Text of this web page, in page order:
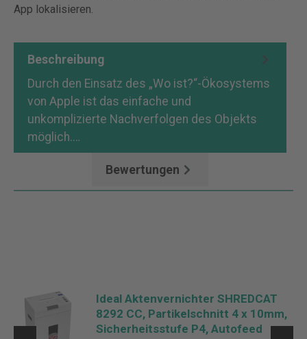
App lokalisieren.
Beschreibung
Durch den Einsatz des „Wo ist?“-Ökosystems
von Apple ist das einfache und
unkomplizierte Nachverfolgen des Objekts
möglich.…
Bewertungen
Ideal Aktenvernichter SHREDCAT
8292 CC, Partikelschnitt 4 x 10mm,
Sicherheitsstufe P4, Autofeed